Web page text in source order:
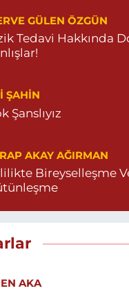
GÜLEN ÖZGÜN
Tedavi Hakkında
ŞAHİN
Şanslıyız
AKAY AĞIRMAN
Bireyselleşme
AKA